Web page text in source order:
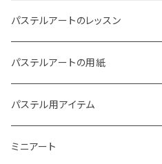
花や葉っぱのステンシル
冬のステンシル
生き物のステンシル
翼や羽根、妖精などのステンシル
パステルアートのレッスン
パステルアート 動画レッスン
パステルアート テキストレッスン
パステルアート オンラインレッスン
パステルアートの用紙
パステル用アイテム
ミニアート